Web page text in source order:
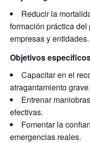
Reducir la
formación práctica
empresas y entidades.
Objetivos
Capacitar en el
atragantamiento grave.
Entrenar
efectivas.
Fomentar la
emergencias reales.